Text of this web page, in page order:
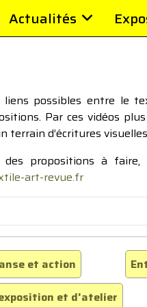
Actualités
possibles entre le
Par ces vidéos
d’écritures
propositions à faire,
art-revue.fr
et action
et d'atelier